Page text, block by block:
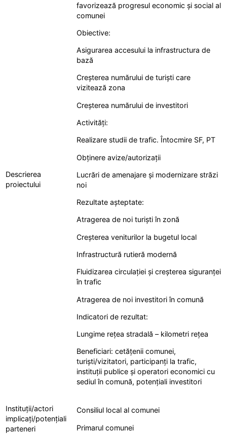
Descrierea
proiectului
favorizează progresul economic și social al
comunei
Obiective:
Asigurarea accesului la infrastructura de
bază
Creșterea numărului de turiști care
vizitează zona
Creșterea numărului de investitori
Activități:
Realizare studii de trafic. Întocmire SF, PT
Obținere avize/autorizații
Lucrări de amenajare și modernizare străzi
noi
Rezultate așteptate:
Atragerea de noi turiști în zonă
Creșterea veniturilor la bugetul local
Infrastructură rutieră modernă
Fluidizarea circulației și creșterea siguranței
în trafic
Atragerea de noi investitori în comună
Indicatori de rezultat:
Lungime rețea stradală – kilometri rețea
Beneficiari: cetățenii comunei,
turiști/vizitatori, participanți la trafic,
instituții publice și operatori economici cu
sediul în comună, potențiali investitori
Instituții/actori
implicați/potențiali
parteneri
Consiliul local al comunei
Primarul comunei